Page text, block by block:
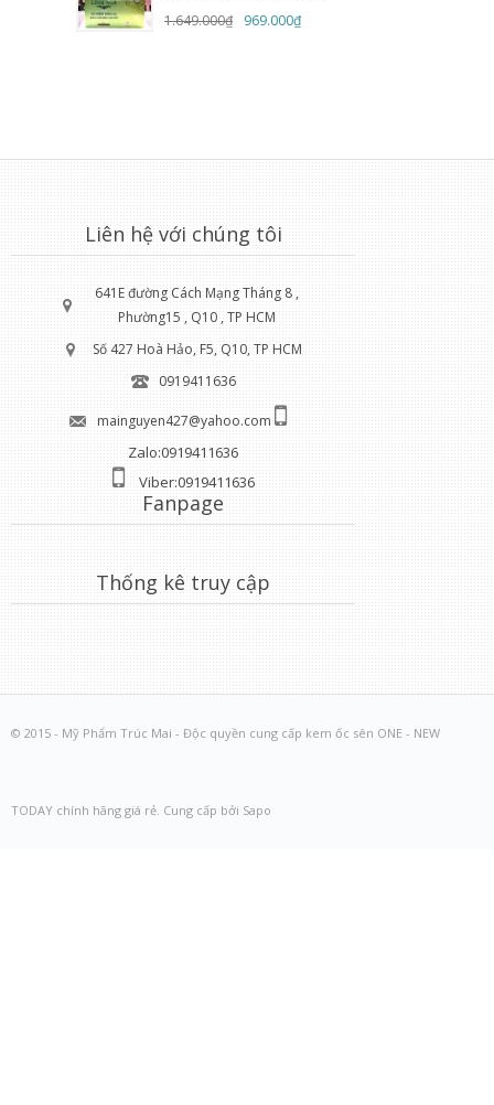
1.649.000₫
969.000₫
Liên hệ với chúng tôi
641E đường Cách Mạng Tháng 8 ,
Phường15 , Q10 , TP HCM
Số 427 Hoà Hảo, F5, Q10, TP HCM
0919411636
mainguyen427@yahoo.com
Zalo:0919411636
Viber:0919411636
Fanpage
Thống kê truy cập
© 2015 - Mỹ Phẩm Trúc Mai - Độc quyền cung cấp kem ốc sên ONE - NEW
TODAY chính hãng giá rẻ. Cung cấp bởi Sapo